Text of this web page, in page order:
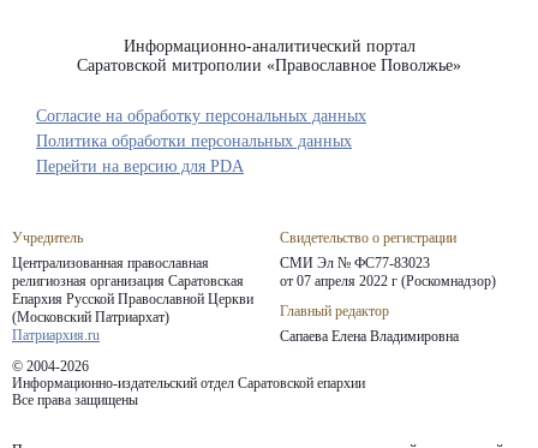
Информационно-аналитический портал
Саратовской митрополии «Православное Поволжье»
Учредитель
Централизованная православная
религиозная организация Саратовская
Епархия Русской Православной Церкви
(Московский Патриархат)
Патриархия.ru
Свидетельство о регистрации
СМИ Эл № ФС77-83023
от 07 апреля 2022 г (Роскомнадзор)
Главный редактор
Сапаева Елена Владимировна
© 2004-2026
Информационно-издательский отдел Саратовской епархии
Все права защищены
Согласие на обработку персональных данных
Политика обработки персональных данных
Перейти на версию для PDA